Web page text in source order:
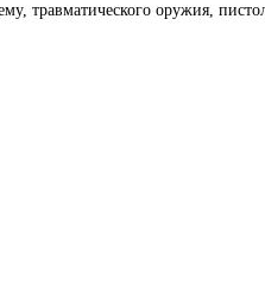
травматического оружия,